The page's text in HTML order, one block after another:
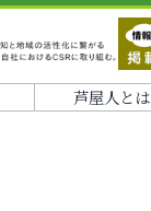
芦屋人とは